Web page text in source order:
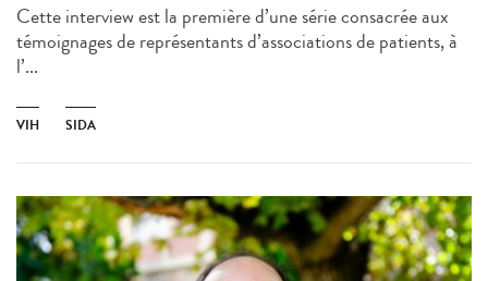
Cette interview est la première d’une série consacrée aux
témoignages de représentants d’associations de patients, à
l’...
VIH SIDA